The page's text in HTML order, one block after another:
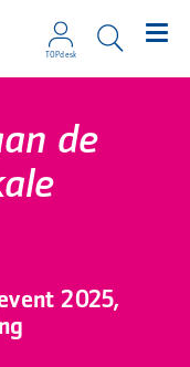
TOPdesk
de
2025,